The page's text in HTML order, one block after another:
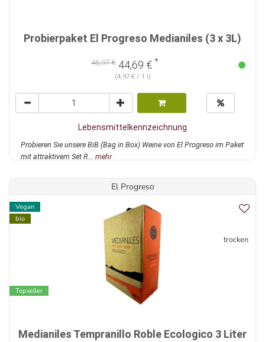
Probierpaket El Progreso Medianiles (3 x 3L)
46,97 € 44,69 € *
(4,97 € / 1 l)
Lebensmittelkennzeichnung
Probieren Sie unsere BiB (Bag in Box) Weine von El Progreso im Paket
mit attraktivem Set R... mehr
El Progreso
Vegan
bio
Topseller
trocken
Medianiles Tempranillo Roble Ecologico 3 Liter